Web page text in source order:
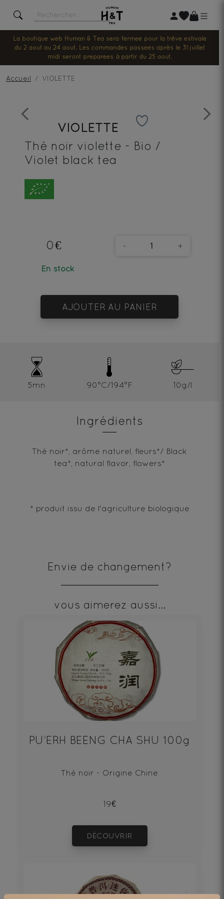
La boutique web Human & Tea sera fermée pour la trêve estivale
du 2 août au 24 août. Les commandes passées après le 31 juillet
midi seront préparées à partir du 25 août.
Accueil VIOLETTE
Previous Next
VIOLETTE
Thé noir violette - Bio /
Violet black tea
0€
En stock
- +
AJOUTER AU PANIER
5mn 90°C/194°F 10g/l
Ingrédients
Thé noir*, arôme naturel, fleurs*/ Black
tea*, natural flavor, flowers*
* produit issu de l'agriculture biologique
Envie de changement?
vous aimerez aussi...
PU‘ERH BEENG CHA SHU 100g
Thé noir - Origine Chine
19€
DÉCOUVRIR